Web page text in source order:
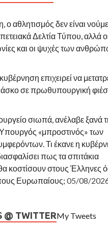
ο αθλητισμός δεν είναι
Δελτία Τύπου, αλλά
και οι ψυχές των
επιχειρεί να
σε πρωθυπουργική
σιωπά, ανέλαβε ξανά
«μπροστινός» των
Τι έκανε η
πως τα σπιτάκια
κοστίσουν στους Έλληνες
Ευρωπαίους; 05/08/
@ TWITTERMy Tweets